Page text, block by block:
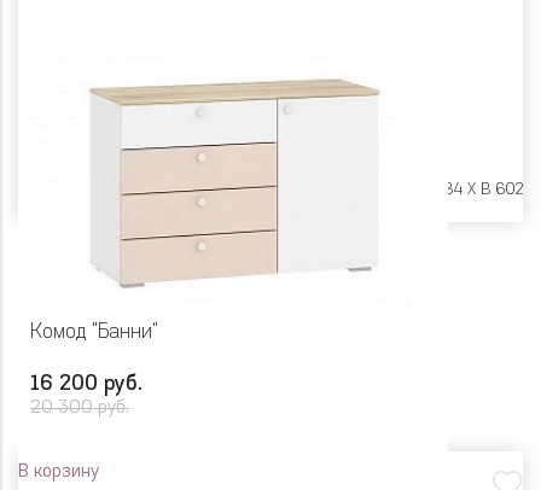
Ш 866 X Г 484 X В 602
Комод "Банни"
16 200 руб.
20 300 руб.
В корзину